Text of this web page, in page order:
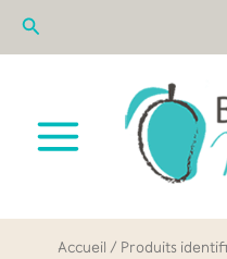
AllerRechercher
Accueil / Produits